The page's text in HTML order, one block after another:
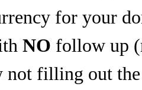
for your
NO follow up
not filling out